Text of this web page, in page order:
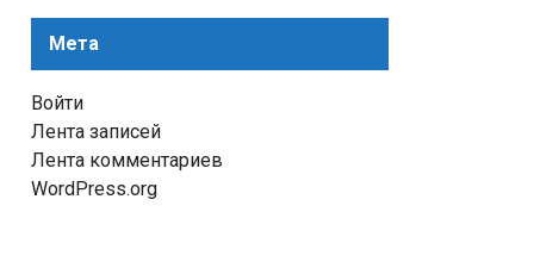
Мета
Войти
Лента записей
Лента комментариев
WordPress.org